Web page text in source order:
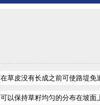
在草皮没有长成之前可使路堤免遭
可以保持草籽均匀的分布在坡面上